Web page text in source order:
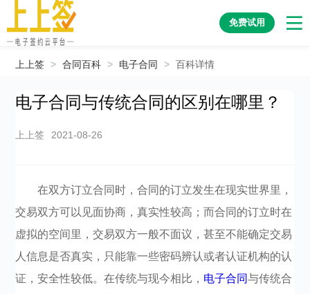
免费试用
上上签 > 合同百科 > 电子合同 > 百科详情
电子合同与传统合同的区别在哪里？
上上签 2021-08-26
在双方订立合同时，合同的订立发生在现实世界里，
交易双方可以见面协商，真实性较高；而合同的订立时在
虚拟的空间里，交易双方一般不面议，甚至不能确定交易
人信息是否真实，只能靠一些密码辨认或者认证机构的认
证，安全性较低。在传统与现今相比， 电子合同与传统合